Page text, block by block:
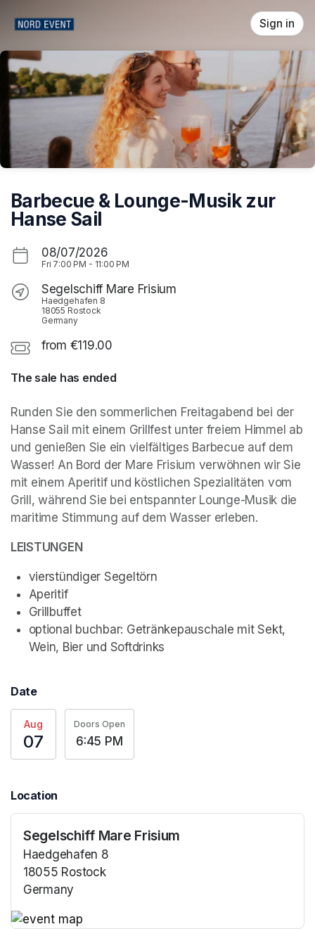
Sign in
Barbecue & Lounge-Musik zur
Hanse Sail
08/07/2026
Fri 7:00 PM - 11:00 PM
Segelschiff Mare Frisium
Haedgehafen 8
18055 Rostock
Germany
from €119.00
The sale has ended
Runden Sie den sommerlichen Freitagabend bei der
Hanse Sail mit einem Grillfest unter freiem Himmel ab
und genießen Sie ein vielfältiges Barbecue auf dem
Wasser! An Bord der Mare Frisium verwöhnen wir Sie
mit einem Aperitif und köstlichen Spezialitäten vom
Grill, während Sie bei entspannter Lounge-Musik die
maritime Stimmung auf dem Wasser erleben.
LEISTUNGEN
vierstündiger Segeltörn
Aperitif
Grillbuffet
optional buchbar: Getränkepauschale mit Sekt,
Wein, Bier und Softdrinks
Date
Aug
07
Doors Open
6:45 PM
Location
Segelschiff Mare Frisium
Haedgehafen 8
18055 Rostock
Germany